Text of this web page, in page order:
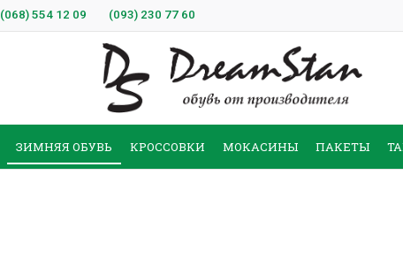
(068) 554 12 09 (093) 230 77 60
ЗИМНЯЯ ОБУВЬ КРОССОВКИ МОКАСИНЫ ПАКЕТЫ